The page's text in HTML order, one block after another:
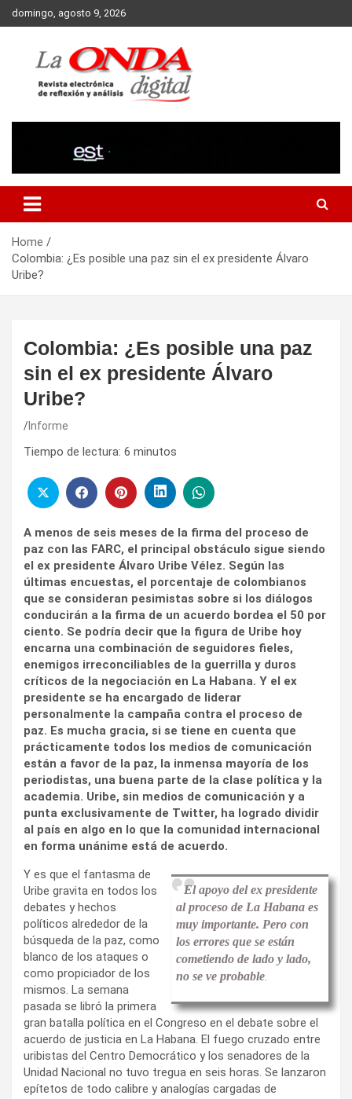
Skip
to
domingo, agosto 9, 2026
Home
Colombia: ¿Es posible una paz sin el ex presidente Álvaro
Uribe?
Colombia: ¿Es posible una paz
sin el ex presidente Álvaro
Uribe?
Informe
Tiempo de lectura: 6 minutos
A menos de seis meses de la firma del proceso de
paz con las FARC, el principal obstáculo sigue siendo
el ex presidente Álvaro Uribe Vélez. Según las
últimas encuestas, el porcentaje de colombianos
que se consideran pesimistas sobre si los diálogos
conducirán a la firma de un acuerdo bordea el 50 por
ciento. Se podría decir que la figura de Uribe hoy
encarna una combinación de seguidores fieles,
enemigos irreconciliables de la guerrilla y duros
críticos de la negociación en La Habana. Y el ex
presidente se ha encargado de liderar
personalmente la campaña contra el proceso de
paz. Es mucha gracia, si se tiene en cuenta que
prácticamente todos los medios de comunicación
están a favor de la paz, la inmensa mayoría de los
periodistas, una buena parte de la clase política y la
academia. Uribe, sin medios de comunicación y a
punta exclusivamente de Twitter, ha logrado dividir
al país en algo en lo que la comunidad internacional
en forma unánime está de acuerdo.
El apoyo del ex presidente
al proceso de La Habana es
muy importante. Pero con
los errores que se están
cometiendo de lado y lado,
no se ve probable.
Y es que el fantasma de
Uribe gravita en todos los
debates y hechos
políticos alrededor de la
búsqueda de la paz, como
blanco de los ataques o
como propiciador de los
mismos. La semana
pasada se libró la primera
gran batalla política en el Congreso en el debate sobre el
acuerdo de justicia en La Habana. El fuego cruzado entre
uribistas del Centro Democrático y los senadores de la
Unidad Nacional no tuvo tregua en seis horas. Se lanzaron
epítetos de todo calibre y analogías cargadas de